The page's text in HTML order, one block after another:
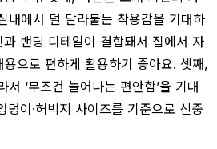
내에서 덜 달라붙는 착용감을 기대하
밴딩 디테일이 결합돼서 집에서 자
으로 편하게 활용하기 좋아요. 셋째,
‘무조건 늘어나는 편안함’을 기대
덩이·허벅지 사이즈를 기준으로 신중